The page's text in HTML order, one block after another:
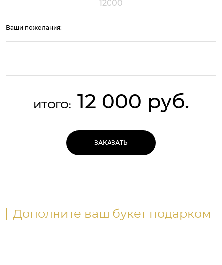
Ваши пожелания:
ИТОГО: 12 000 руб.
ЗАКАЗАТЬ
Дополните ваш букет подарком